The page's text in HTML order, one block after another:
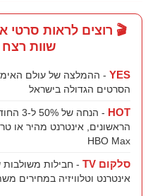
🎬 רוצים לראות
שוות
YES - ההמלצה של עולם
הסרטים הגדולה בישראל
HOT
- הנחה של
הראשונים, אינטרנט מהיר או
HBO Max
סלקום TV
- חבילות משולבות
אינטרנט וטלוויזיה במחירים